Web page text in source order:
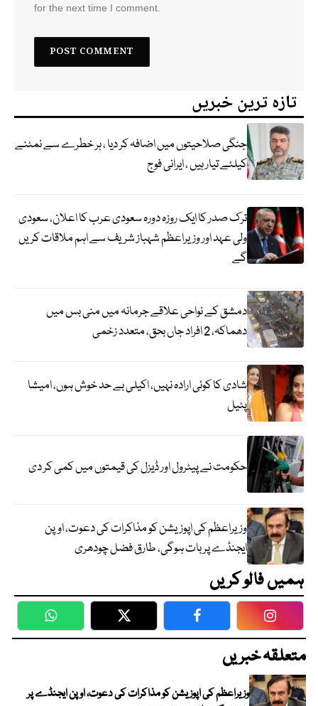
for the next time I comment.
تازہ ترین خبریں
جنگی صلاحیتوں میں اضافہ کر دیا ، ہر خطرے سے نمٹنے
کیلئے تیار ہیں ، ایرانی فوج
ترک صدر کا ایک روزہ دورہ سعودی عرب کا اعلان، سعودی
ولی عہد اور وزیراعظم شہباز شریف سے اہم ملاقات کریں
گے
دمشق کے نواحی علاقے جرمانہ میں منی بس میں
دھماکہ، 2 افراد جاں بحق، متعدد زخمی
شادی کا کوئی ارادہ نہیں، اکیلی بے حد خوش ہوں، امیشا
پٹیل
حکومت نے پیٹرول اور ڈیزل کی قیمتوں میں کمی کر دی
وزیراعظم کی اپوزیشن کو مذاکرات کی دعوت، اوپن
ایجنڈے پر بات ہوگی، طارق فضل چودھری
ہمیں فالو کریں
WhatsApp Twitter Facebook
متعلقہ خبریں
وزیراعظم کی اپوزیشن کو مذاکرات کی دعوت، اوپن ایجنڈے پر